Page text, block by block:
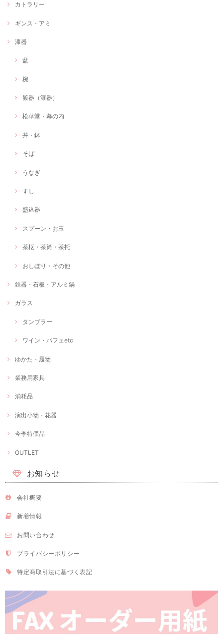
カトラリー
ギンス・アミ
漆器
盆
椀
飯器（漆器）
松華堂・幕の内
丼・鉢
そば
うなぎ
すし
盛込器
スプーン・お玉
茶枢・茶筒・茶托
おしぼり・その他
鉄器・石板・アルミ鍋
ガラス
タンブラー
ワイン・パフェetc
ゆかた・履物
業務用家具
消耗品
演出小物・花器
今季特価品
OUTLET
お知らせ
会社概要
新着情報
お問い合わせ
プライバシーポリシー
特定商取引法に基づく表記